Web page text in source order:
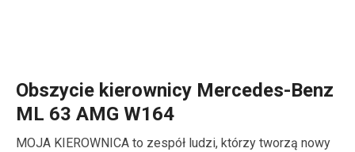
Obszycie kierownicy Mercedes-Benz
ML 63 AMG W164
MOJA KIEROWNICA to zespół ludzi, którzy tworzą nowy